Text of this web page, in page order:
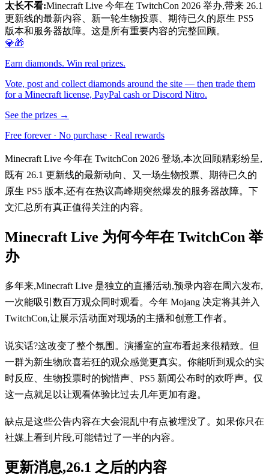
太长不看:Minecraft Live 今年在 TwitchCon 2026 举办,带来 26.1
更新线的最新内容、新一轮生物投票、期待已久的原生 PS5
版本和服务器故障。这是所有重要内容的完整回顾。
💎🎁
Earn diamonds. Win real prizes.
Vote, post and collect diamonds around the site — then trade them
for a Minecraft license, PayPal cash or Discord Nitro.
See the prizes →
Free forever · No purchase · Real rewards
Minecraft Live 今年在 TwitchCon 2026 登场,本次回顾精彩纷呈,
既有 26.1 更新线的最新动向、又一场生物投票、期待已久的
原生 PS5 版本,还有在热议高峰期突然爆发的服务器故障。下
文汇总所有真正值得关注的内容。
Minecraft Live 为何今年在 TwitchCon 举
办
多年来,Minecraft Live 是独立的直播活动,预录内容在周六发布,
一次能吸引数百万观众同时观看。今年 Mojang 决定将其并入
TwitchCon,让展示活动面对现场的主播和创意工作者。
说实话?这改变了整个氛围。演播室的宣布看起来很精致。但
一群为新生物欣喜若狂的观众感觉更真实。你能听到观众的实
时反应、生物投票时的惋惜声、PS5 新闻公布时的欢呼声。仅
这一点就足以让观看体验比过去几年更加有趣。
缺点是这些公告内容在大会混乱中有点被埋没了。如果你只在
社媒上看到片段,可能错过了一半的内容。
更新消息,26.1 之后的内容